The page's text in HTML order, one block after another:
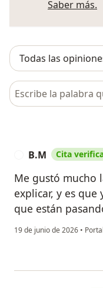
Saber más.
Busca en opiniones
B.M Cita
Me gustó mucho
explicar, y es que
que están
19 de junio de 2026 •